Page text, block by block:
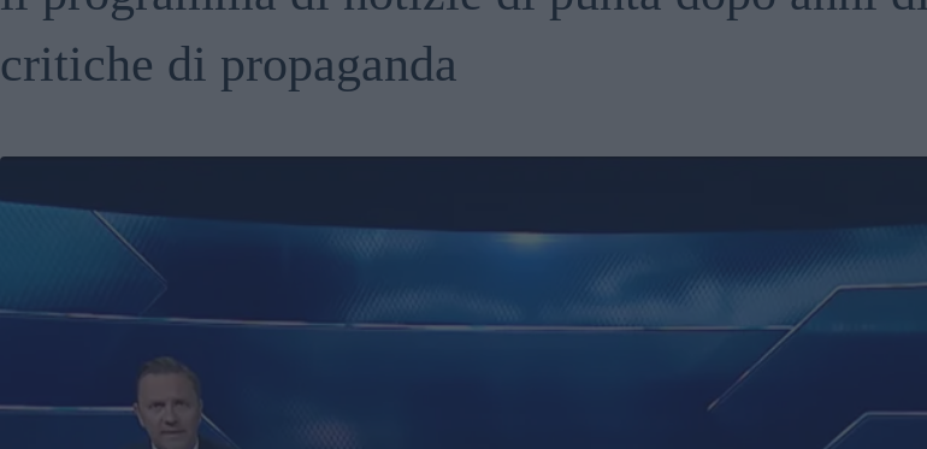
critiche di propaganda